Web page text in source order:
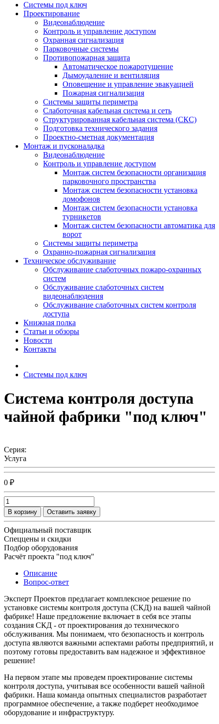
Системы под ключ
Проектирование
Видеонаблюдение
Контроль и управление доступом
Охранная сигнализация
Парковочные системы
Противопожарная защита
Автоматическое пожаротушение
Дымоудаление и вентиляция
Оповещение и управление эвакуацией
Пожарная сигнализация
Системы защиты периметра
Слаботочная кабельная система и сеть
Структурированная кабельная система (СКС)
Подготовка технического задания
Проектно-сметная документация
Монтаж и пусконаладка
Видеонаблюдение
Контроль и управление доступом
Монтаж систем безопасности организация
парковочного пространства
Монтаж систем безопасности установка
домофонов
Монтаж систем безопасности установка
турникетов
Монтаж систем безопасности автоматика для
ворот
Системы защиты периметра
Охранно-пожарная сигнализация
Техническое обслуживание
Обслуживание слаботочных пожаро-охранных
систем
Обслуживание слаботочных систем
видеонаблюдения
Обслуживание слаботочных систем контроля
доступа
Книжная полка
Статьи и обзоры
Новости
Контакты
Системы под ключ
Система контроля доступа
чайной фабрики "под ключ"
Серия:
Услуга
0 ₽
В корзину Оставить заявку
Официальный поставщик
Спеццены и скидки
Подбор оборудования
Расчёт проекта "под ключ"
Описание
Вопрос-ответ
Эксперт Проектов предлагает комплексное решение по
установке системы контроля доступа (СКД) на вашей чайной
фабрике! Наше предложение включает в себя все этапы
создания СКД - от проектирования до технического
обслуживания. Мы понимаем, что безопасность и контроль
доступа являются важными аспектами работы предприятий, и
поэтому готовы предоставить вам надежное и эффективное
решение!
На первом этапе мы проведем проектирование системы
контроля доступа, учитывая все особенности вашей чайной
фабрики. Наша команда опытных специалистов разработает
программное обеспечение, а также подберет необходимое
оборудование и инфраструктуру.